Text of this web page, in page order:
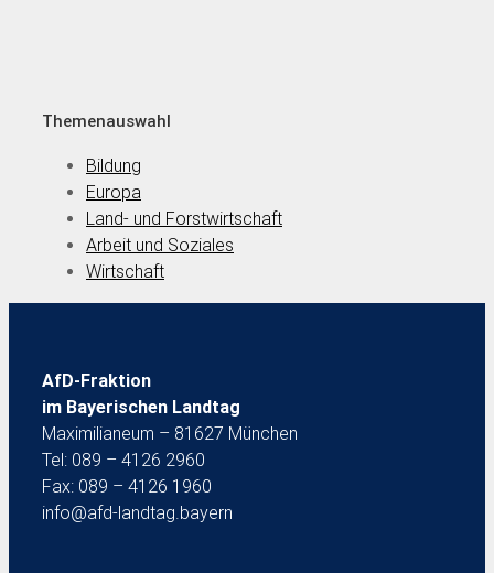
Themenauswahl
Bildung
Europa
Land- und Forstwirtschaft
Arbeit und Soziales
Wirtschaft
AfD-Fraktion
im Bayerischen Landtag
Maximilianeum – 81627 München
Tel: 089 – 4126 2960
Fax: 089 – 4126 1960
info@afd-landtag.bayern